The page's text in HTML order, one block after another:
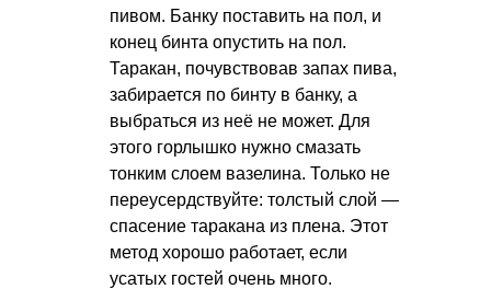
пивом. Банку поставить на пол, и
конец бинта опустить на пол.
Таракан, почувствовав запах пива,
забирается по бинту в банку, а
выбраться из неё не может. Для
этого горлышко нужно смазать
тонким слоем вазелина. Только не
переусердствуйте: толстый слой —
спасение таракана из плена. Этот
метод хорошо работает, если
усатых гостей очень много.